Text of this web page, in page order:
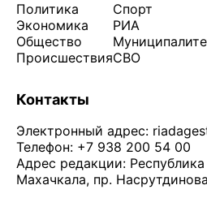
Политика
Экономика
Общество
Происшествия
Спорт
РИА
СВО
Контакты
Электронный адрес:
Телефон: +7 938 200 54 00
Адрес редакции: Республика
Махачкала, пр.